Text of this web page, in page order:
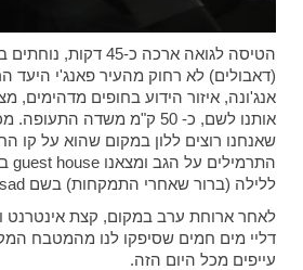
הטיסה לגואה ארכה כ-
(דאבולים) לא רחוק מהעיר פאנג'י היעד
אנג'ונה, איזור הידוע בחופים מדהימים,
אותנו לשם, כ- 50 ק"מ משדה
שאנחנו רוצים ללון במקום שהוא על קו
ללילה (ברור שאחרי התמקחות) בשם sai prasad.
לאחר ארוחת ערב במקום, קצת אינטרנט
דליי מים חמים שסיפקו לנו מהמטבח
עייפים מכל היום הזה.